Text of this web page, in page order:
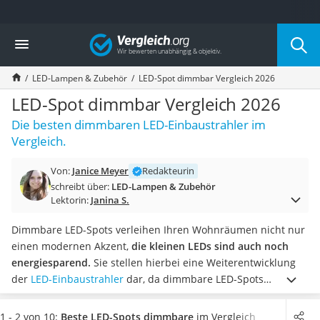
Die beliebtesten Vergleiche nach Kategorie
Wohnen
Matratzen-Topper
Matratzen
Konferenzlautsprecher
Tageslichtlampe
Badlüfter
Ergonomischer Bürostuhl
Außenleuchte mit Kamera
Ozongeneratoren
Konferenzmikrofon
Klappmatratze
Duschkopf mit Kalkfilter
Aktenvernichter Sicherheitsstufe 4
Bettgitter
Spannbettlaken
Vergleich
LED-Lampen & Zubehör LED-Spot dimmbar Vergleich 2026
LED-Spot dimmbar Vergleich 2026
Die besten dimmbaren LED-Einbaustrahler im
Vergleich.
Von: Janice Meyer
Redakteurin
schreibt über: LED-Lampen & Zubehör
Lektorin: Janina S.
Dimmbare LED-Spots verleihen Ihren Wohnräumen nicht nur
einen modernen Akzent, die kleinen LEDs sind auch noch
energiesparend. Sie stellen hierbei eine Weiterentwicklung
der LED-Einbaustrahler dar, da dimmbare LED-Spots
zusätzlich den Vorteil mitbringen, dass ihre Helligkeit beliebig
wählbar ist. Laut gängigen Tests im Internetgeben LED-Spots
1 - 2 von 10: Beste LED-Spots dimmbare im Vergleich